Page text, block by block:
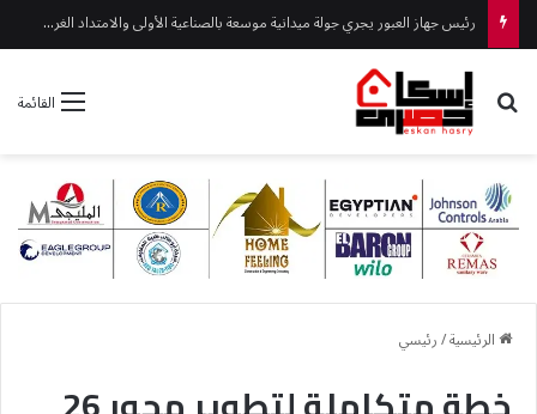
جهاز حدائق أكتوبر يواصل أعمال تطوير الطريق الموازي لطريق الفيوم R3
القائمة بحث عن
الرئيسية/رئيسي